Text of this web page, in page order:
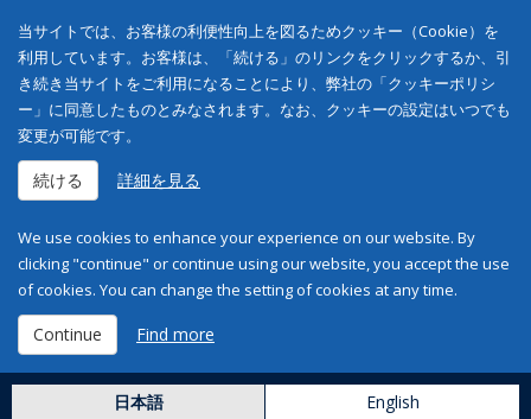
当サイトでは、お客様の利便性向上を図るためクッキー（Cookie）を
利用しています。お客様は、「続ける」のリンクをクリックするか、引
き続き当サイトをご利用になることにより、弊社の「クッキーポリシ
ー」に同意したものとみなされます。なお、クッキーの設定はいつでも
変更が可能です。
続ける 詳細を見る
We use cookies to enhance your experience on our website. By
clicking "continue" or continue using our website, you accept the use
of cookies. You can change the setting of cookies at any time.
Continue Find more
日本語 English